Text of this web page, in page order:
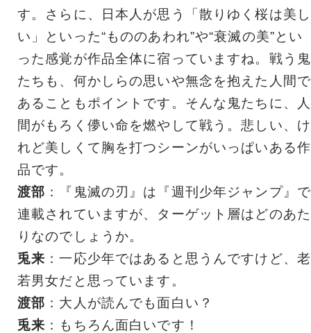
す。さらに、日本人が思う「散りゆく桜は美し
い」といった“もののあわれ”や“衰滅の美”とい
った感覚が作品全体に宿っていますね。戦う鬼
たちも、何かしらの思いや無念を抱えた人間で
あることもポイントです。そんな鬼たちに、人
間がもろく儚い命を燃やして戦う。悲しい、け
れど美しくて胸を打つシーンがいっぱいある作
品です。
渡部 ：『鬼滅の刃』は『週刊少年ジャンプ』で
連載されていますが、ターゲット層はどのあた
りなのでしょうか。
兎来 ：一応少年ではあると思うんですけど、老
若男女だと思っています。
渡部 ：大人が読んでも面白い？
兎来 ：もちろん面白いです！